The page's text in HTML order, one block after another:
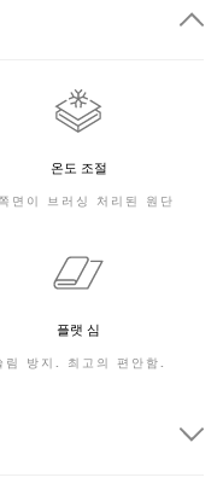
온도 조절
면이 브러싱 처리된 원단
플랫 심
림 방지. 최고의 편안함.